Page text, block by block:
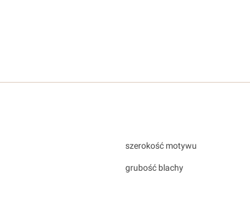
szerokość motywu
grubość blachy